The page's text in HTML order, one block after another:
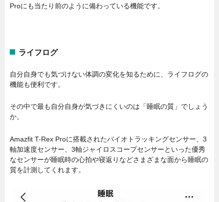
Proにも当たり前のように備わっている機能です。
ライフログ
自分自身でも気づけない体調の変化を知るために、ライフログの
機能も便利です。
その中で最も自分自身が気づきにくいのは「睡眠の質」でしょう
か。
Amazfit T-Rex Proに搭載されたバイオトラッキングセンサー、3
軸加速度センサー、3軸ジャイロスコープセンサーといった優秀
なセンサーが睡眠時の心拍や寝返りなどさまざまな面から睡眠の
質を計測してくれます。